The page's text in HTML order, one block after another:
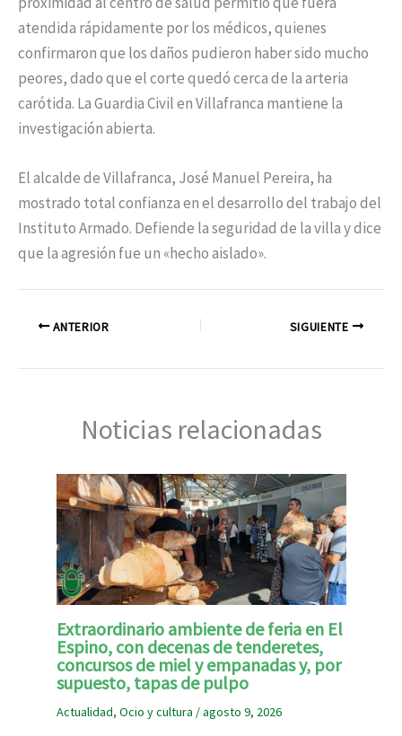
atendida rápidamente por los médicos, quienes
confirmaron que los daños pudieron haber sido mucho
peores, dado que el corte quedó cerca de la arteria
carótida. La Guardia Civil en Villafranca mantiene la
investigación abierta.
El alcalde de Villafranca, José Manuel Pereira, ha
mostrado total confianza en el desarrollo del trabajo del
Instituto Armado. Defiende la seguridad de la villa y dice
que la agresión fue un «hecho aislado».
ANTERIOR SIGUIENTE
Noticias relacionadas
Extraordinario ambiente de feria en El
Espino, con decenas de tenderetes,
concursos de miel y empanadas y, por
supuesto, tapas de pulpo
Actualidad, Ocio y cultura /agosto 9, 2026